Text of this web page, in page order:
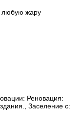
любую жару
Реновация:
Заселение с: